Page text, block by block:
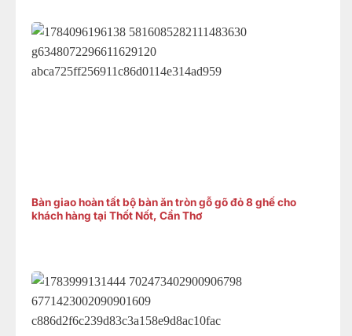
Bàn giao hoàn tất bộ bàn ăn tròn gỗ gõ đỏ 8 ghế cho
khách hàng tại Thốt Nốt, Cần Thơ